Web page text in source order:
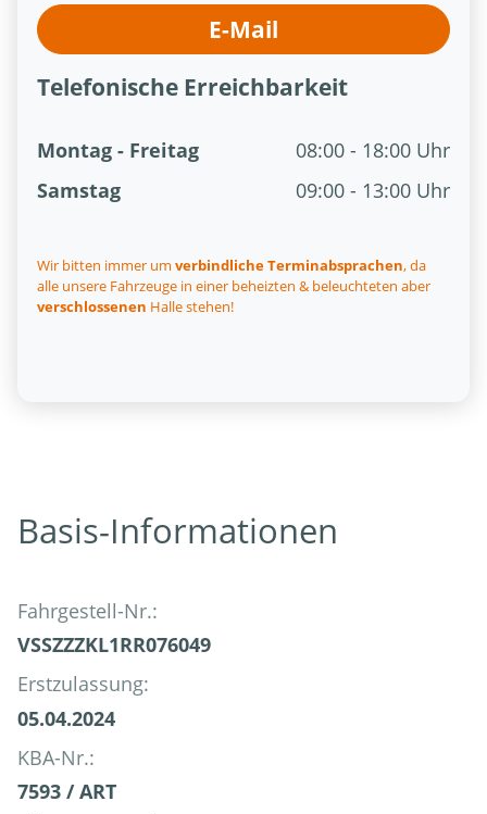
E-Mail
Telefonische Erreichbarkeit
Montag - Freitag
08:00 - 18:00 Uhr
Samstag
09:00 - 13:00 Uhr
Wir bitten immer um verbindliche Terminabsprachen, da
alle unsere Fahrzeuge in einer beheizten & beleuchteten aber
verschlossenen Halle stehen!
Basis-Informationen
Fahrgestell-Nr.:
VSSZZZKL1RR076049
Erstzulassung:
05.04.2024
KBA-Nr.:
7593 / ART